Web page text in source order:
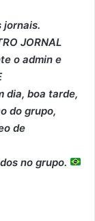
jornais.
JORNAL
o admin e
dia, boa tarde,
do grupo,
de
no grupo.